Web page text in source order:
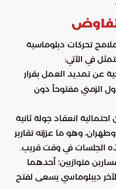
ملامح تحركات دبلوماسية
في الآتي:
عن تمديد العمل بقرار
الزمني مفتوحاً دون
احتمالية انعقاد جولة ثانية
وهو ما عززته تقارير
الجلسات في وقت قريب.
متوازيين؛ أحدهما
ديبلوماسي يسعى لفتح